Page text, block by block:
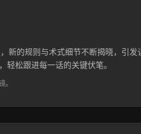
新的规则与术式细节不断揭晓，引发
轻松跟进每一话的关键伏笔。
。